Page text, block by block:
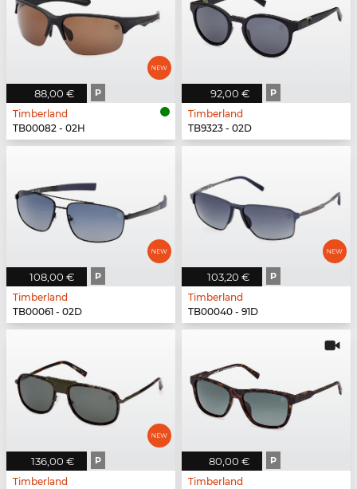
88,00 € P
Timberland
TB00082 - 02H
92,00 € P
Timberland
TB9323 - 02D
108,00 € P
Timberland
TB00061 - 02D
103,20 € P
Timberland
TB00040 - 91D
136,00 € P
Timberland
80,00 € P
Timberland